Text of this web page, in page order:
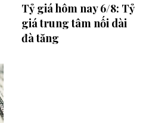
Tỷ giá hôm nay 6/8: Tỷ
giá trung tâm nối dài
đà tăng